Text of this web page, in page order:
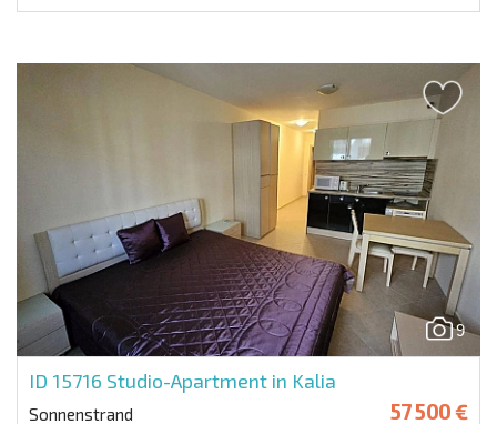
9
ID 15716 Studio-Apartment in Kalia
Sonnenstrand 57 500 €